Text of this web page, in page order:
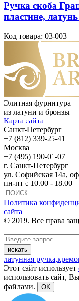
Ручка скоба
пластине,
Код товара: 03-003
Элитная фурнитура
из латуни и бронзы
Карта сайта
Санкт-Петербург
+7 (812) 339-25-41
Москва
+7 (495) 190-01-07
г. Санкт-Петербург
ул. Софийская 14а,
пн-пт с 10.00 - 18.00
Политика
сайта
© 2019. Все права
латунная ручка,
Этот сайт использует
использовать сайт,
файлами.
OK